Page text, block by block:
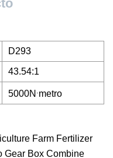
D293
43.54:1
5000N .metro